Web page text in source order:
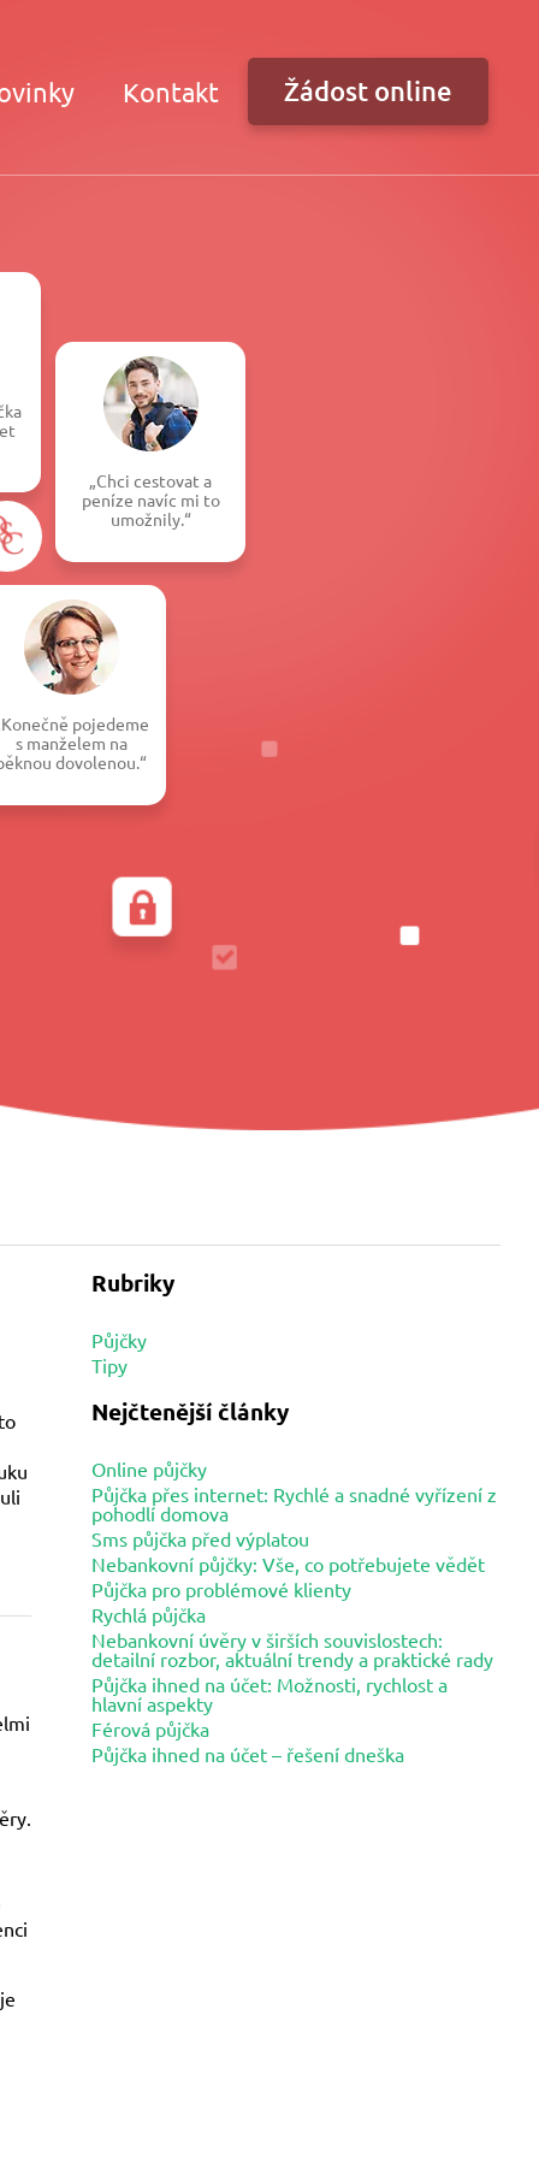
Kontakt Žádost online
„Chci cestovat a
peníze navíc mi to
umožnily.“
pojedeme
s manželem na
dovolenou.“
Rubriky
Půjčky
Tipy
Nejčtenější články
Online půjčky
Půjčka přes internet: Rychlé a snadné vyřízení z
pohodlí domova
Sms půjčka před výplatou
Nebankovní půjčky: Vše, co potřebujete vědět
Půjčka pro problémové klienty
Rychlá půjčka
Nebankovní úvěry v širších souvislostech:
detailní rozbor, aktuální trendy a praktické rady
Půjčka ihned na účet: Možnosti, rychlost a
hlavní aspekty
Férová půjčka
Půjčka ihned na účet – řešení dneška